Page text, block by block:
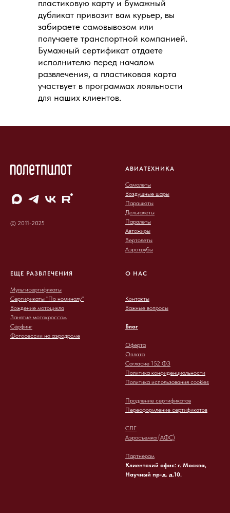
пластиковую карту и бумажный
дубликат привозит вам курьер, вы
забираете самовывозом или
получаете транспортной компанией.
Бумажный сертификат отдаете
исполнителю перед началом
развлечения, а пластиковая карта
участвует в программах лояльности
для наших клиентов.
© 2011-2025
АВИАТЕХНИКА
Самолеты
Воздушные шары
Парашюты
Дельталеты
Паралеты
Автожиры
Вертолеты
Аэротрубы
ЕЩЕ РАЗВЛЕЧЕНИЯ
Мультисертификаты
Сертификаты "По номиналу"
Вождение мотоцикла
Занятие мотокроссом
Сёрфинг
Фотосессии на аэродроме
О НАС
Контакты
Важные вопросы
Блог
Оферта
Оплата
Согласие 152 ФЗ
Политика конфиденциальности
Политика использования cookies
Продление сертификатов
Переоформление сертификатов
СЛГ
Аэросъемка (АФС)
Партнерам
Клиентский офис: г. Москва,
Научный пр-д. д.10.